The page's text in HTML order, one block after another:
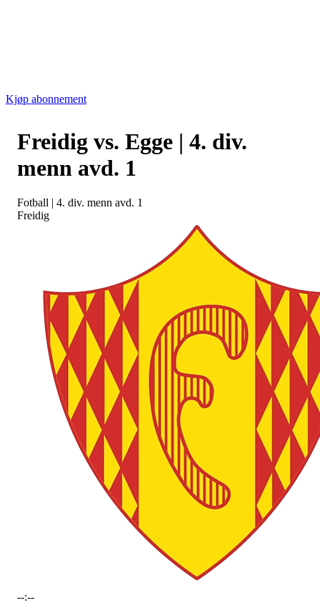
Kjøp abonnement
Freidig vs. Egge | 4. div.
menn avd. 1
Fotball | 4. div. menn avd. 1
Freidig
--:--